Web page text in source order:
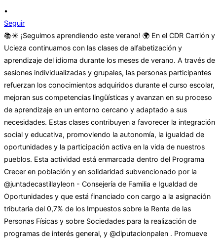
•
Seguir
📚☀️ ¡Seguimos aprendiendo este verano! 🌍 En el CDR Carrión y
Ucieza continuamos con las clases de alfabetización y
aprendizaje del idioma durante los meses de verano. A través de
sesiones individualizadas y grupales, las personas participantes
refuerzan los conocimientos adquiridos durante el curso escolar,
mejoran sus competencias lingüísticas y avanzan en su proceso
de aprendizaje en un entorno cercano y adaptado a sus
necesidades. Estas clases contribuyen a favorecer la integración
social y educativa, promoviendo la autonomía, la igualdad de
oportunidades y la participación activa en la vida de nuestros
pueblos. Esta actividad está enmarcada dentro del Programa
Crecer en población y en solidaridad subvencionado por la
@juntadecastillayleon - Consejería de Familia e Igualdad de
Oportunidades y que está financiado con cargo a la asignación
tributaria del 0,7% de los Impuestos sobre la Renta de las
Personas Físicas y sobre Sociedades para la realización de
programas de interés general, y @diputacionpalen . Promueve